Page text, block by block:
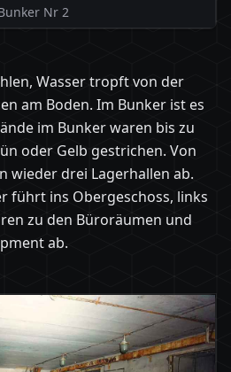
Nr 2
Wasser tropft von der
am Boden. Im Bunker ist es
im Bunker waren bis zu
oder Gelb gestrichen. Von
wieder drei Lagerhallen ab.
führt ins Obergeschoss, links
zu den Büroräumen und
ab.